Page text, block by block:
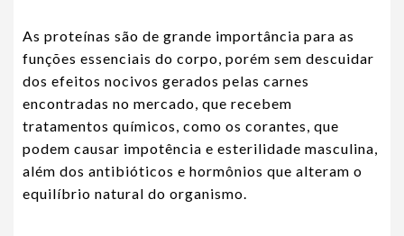
As proteínas são de grande importância para as
funções essenciais do corpo, porém sem descuidar
dos efeitos nocivos gerados pelas carnes
encontradas no mercado, que recebem
tratamentos químicos, como os corantes, que
podem causar impotência e esterilidade masculina,
além dos antibióticos e hormônios que alteram o
equilíbrio natural do organismo.